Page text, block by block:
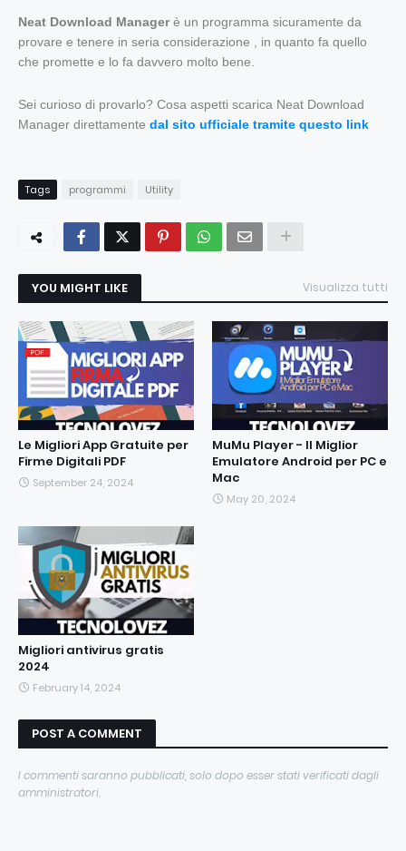
Neat Download Managerè un programma sicuramente da
provare e tenere in seria considerazione , in quanto fa quello
che promette e lo fa davvero molto bene.
Sei curioso di provarlo? Cosa aspetti scarica Neat Download
Manager direttamente dal sito ufficiale tramite questo link
Tags programmi Utility
YOU MIGHT LIKE Visualizza tutti
Le Migliori App Gratuite per
Firme Digitali PDF
September 24, 2024
MuMu Player - Il Miglior
Emulatore Android per PC e
Mac
May 20, 2024
Migliori antivirus gratis
2024
February 14, 2024
POST A COMMENT
I commenti saranno pubblicati, solo dopo esser stati verificati dagli
amministratori.